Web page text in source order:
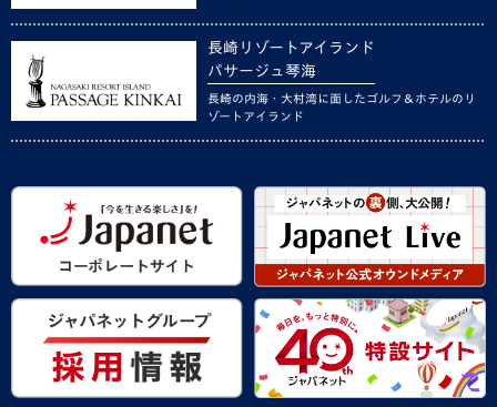
長崎リゾートアイランド
パサージュ琴海
長崎の内海・大村湾に面したゴルフ＆ホテルのリ
ゾートアイランド